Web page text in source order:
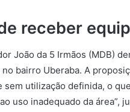
receber
João da 5 Irmãos (MDB)
bairro Uberaba. A
sem utilização definida, o
uso inadequado da área”,